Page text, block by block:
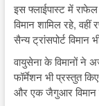
इस फ्लाईपास्ट में
विमान शामिल रहे,
सैन्य ट्रांसपोर्ट
वायुसेना के विमानों ने
फॉर्मेशन भी प्रस्तुत
और एक जैगुआर विमान